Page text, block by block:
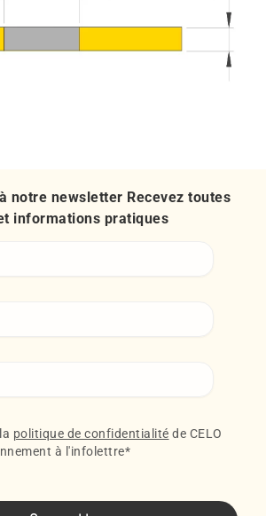
notre newsletter Recevez toutes
informations pratiques
politique de confidentialité de CELO
à l'infolettre*